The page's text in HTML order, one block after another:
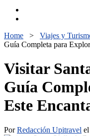
Home > Viajes y
Guía Completa para
Visitar
Guía
Este
PorRedacción Upitravel